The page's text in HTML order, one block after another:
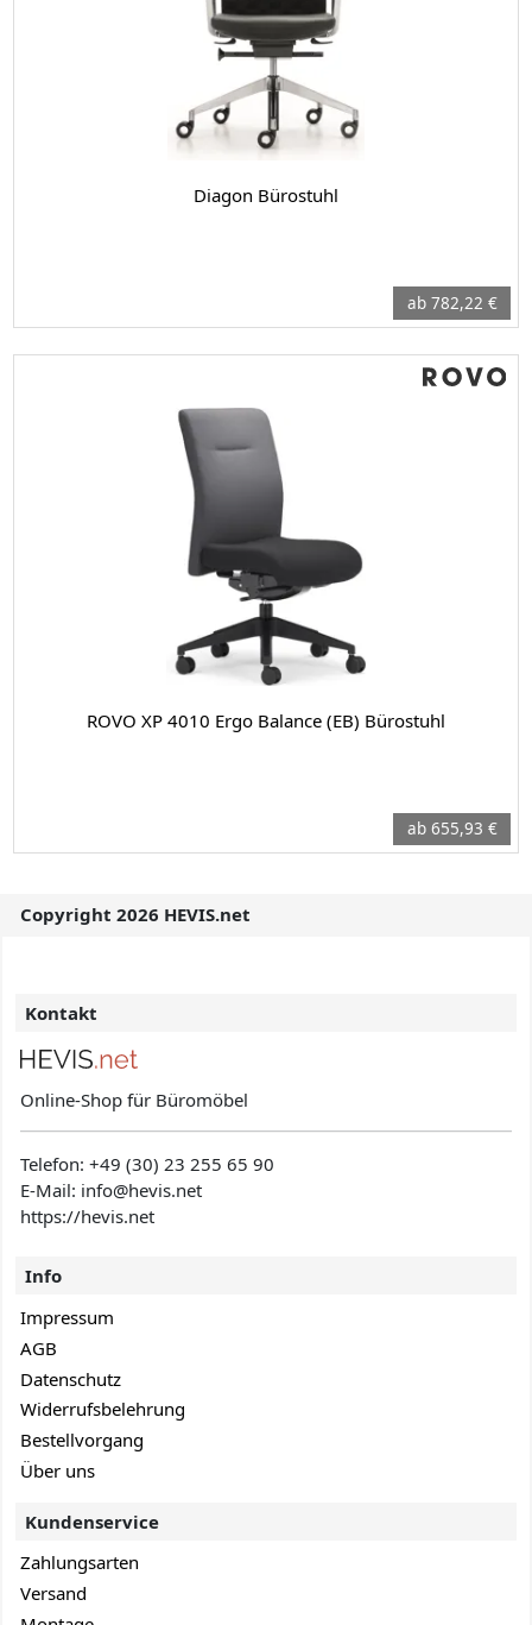
Diagon Bürostuhl
ab 782,22 €
ROVO XP 4010 Ergo Balance (EB) Bürostuhl
ab 655,93 €
Copyright 2026 HEVIS.net
Kontakt
Online-Shop für Büromöbel
Telefon:+49 (30) 23 255 65 90
E-Mail: info@hevis.net
https://hevis.net
Info
Impressum
AGB
Datenschutz
Widerrufsbelehrung
Bestellvorgang
Über uns
Kundenservice
Zahlungsarten
Versand